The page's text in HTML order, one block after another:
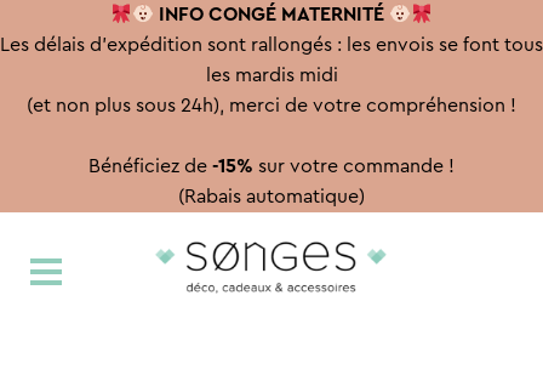
INFO CONGÉ MATERNITÉ
Les délais d'expédition sont rallongés : les envois se font tous
les mardis midi
(et non plus sous 24h), merci de votre compréhension !
Bénéficiez de -15% sur votre commande !
(Rabais automatique)
à
au